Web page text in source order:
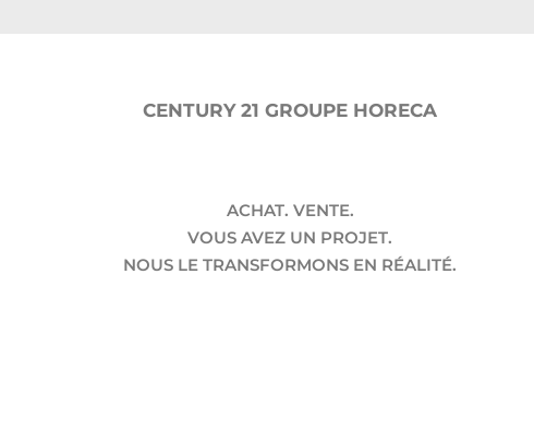
CENTURY 21 GROUPE HORECA
ACHAT. VENTE.
VOUS AVEZ UN PROJET.
NOUS LE TRANSFORMONS EN RÉALITÉ.